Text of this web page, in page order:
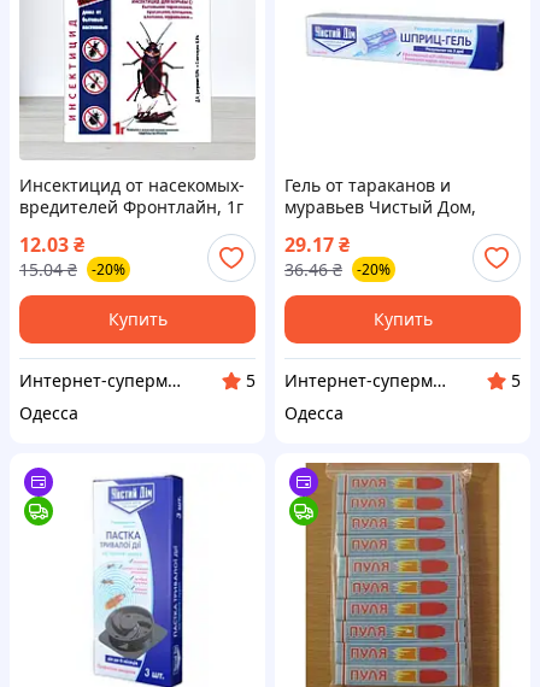
Инсектицид от насекомых-
вредителей Фронтлайн, 1г
тараканов, блох и клопов)
12.03₴
15.04 ₴ -20%
Купить
Интернет-супермаркет Купа
5
Одесса
Гель от тараканов и
муравьев Чистый Дом,
шприц 20мл (Средства от
муравьев, тараканов, блох
и клопов)
29.17₴
36.46 ₴ -20%
Купить
Интернет-супермаркет Купа
5
Одесса